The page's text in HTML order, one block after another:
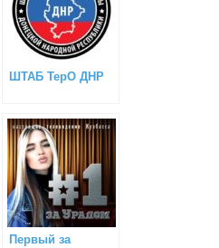
ШТАБ ТерО ДНР
Первый за